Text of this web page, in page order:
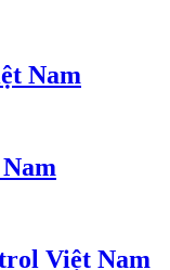
Nam
Việt Nam